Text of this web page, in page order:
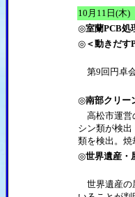
10月11日(木)
◎室蘭PCB処
◎＜動きだす
第9回円卓
◎南部クリー
高松市運営
シン類が検
類を検出。焼
◎世界遺産・
世界遺産の